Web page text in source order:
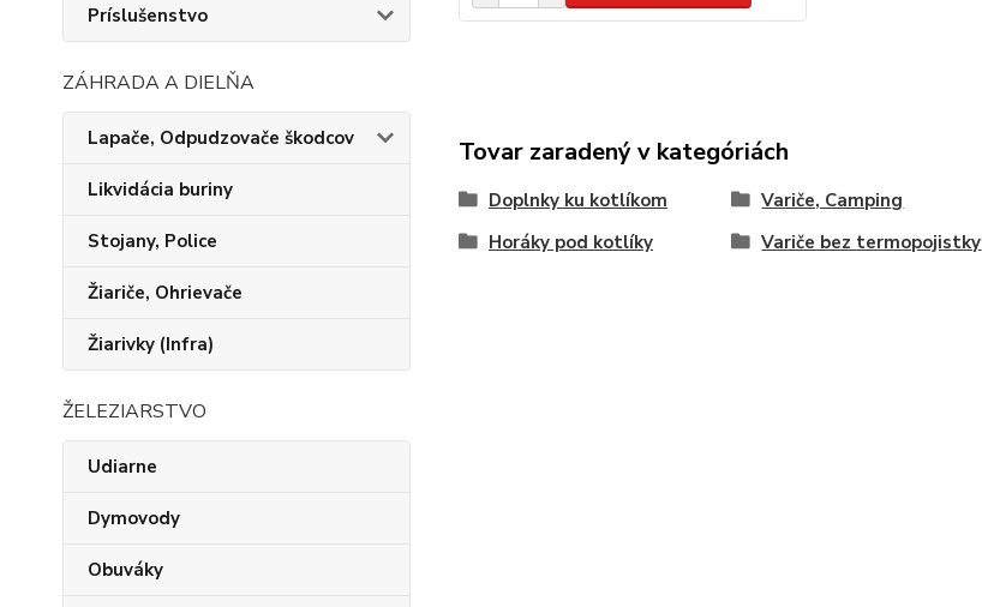
Príslušenstvo
ZÁHRADA A DIELŇA
Lapače, Odpudzovače škodcov
Likvidácia buriny
Stojany, Police
Žiariče, Ohrievače
Žiarivky (Infra)
ŽELEZIARSTVO
Udiarne
Dymovody
Obuváky
Tovar zaradený v kategóriách
Doplnky ku kotlíkom Variče, Camping
Horáky pod kotlíky
Variče bez termopojistky